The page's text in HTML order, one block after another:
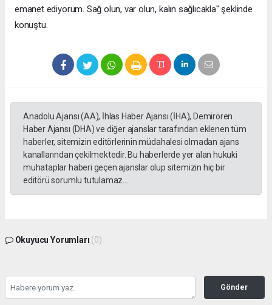
emanet ediyorum. Sağ olun, var olun, kalın sağlıcakla" şeklinde
konuştu.
Anadolu Ajansı (AA), İhlas Haber Ajansı (İHA), Demirören
Haber Ajansı (DHA) ve diğer ajanslar tarafından eklenen tüm
haberler, sitemizin editörlerinin müdahalesi olmadan ajans
kanallarından çekilmektedir. Bu haberlerde yer alan hukuki
muhataplar haberi geçen ajanslar olup sitemizin hiç bir
editörü sorumlu tutulamaz...
Okuyucu Yorumları (0)
Gönder